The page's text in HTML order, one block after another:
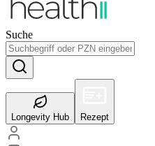
Suche
Longevity Hub Rezept